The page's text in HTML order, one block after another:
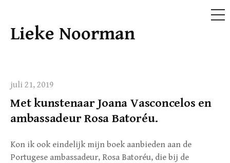
Doorgaan
Lieke Noorman
juli 21, 2019
Met kunstenaar Joana Vasconcelos en
ambassadeur Rosa Batoréu.
Kon ik ook eindelijk mijn boek aanbieden aan de
Portugese ambassadeur, Rosa Batoréu, die bij de